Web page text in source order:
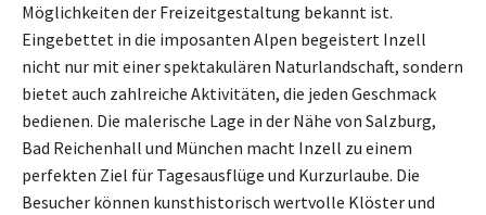
Möglichkeiten der Freizeitgestaltung bekannt ist.
Eingebettet in die imposanten Alpen begeistert Inzell
nicht nur mit einer spektakulären Naturlandschaft, sondern
bietet auch zahlreiche Aktivitäten, die jeden Geschmack
bedienen. Die malerische Lage in der Nähe von Salzburg,
Bad Reichenhall und München macht Inzell zu einem
perfekten Ziel für Tagesausflüge und Kurzurlaube. Die
Besucher können kunsthistorisch wertvolle Klöster und